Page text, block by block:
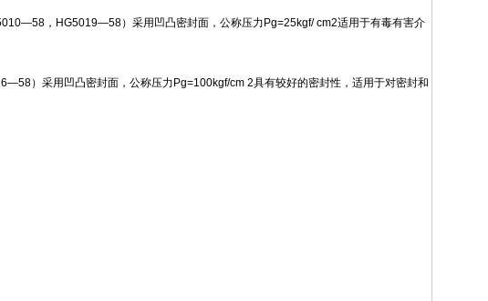
，HG5019—58）采用凹凸密封面，公称压力Pg=25kgf/ cm2适用于有毒有害介
）采用凹凸密封面，公称压力Pg=100kgf/cm 2具有较好的密封性，适用于对密封和